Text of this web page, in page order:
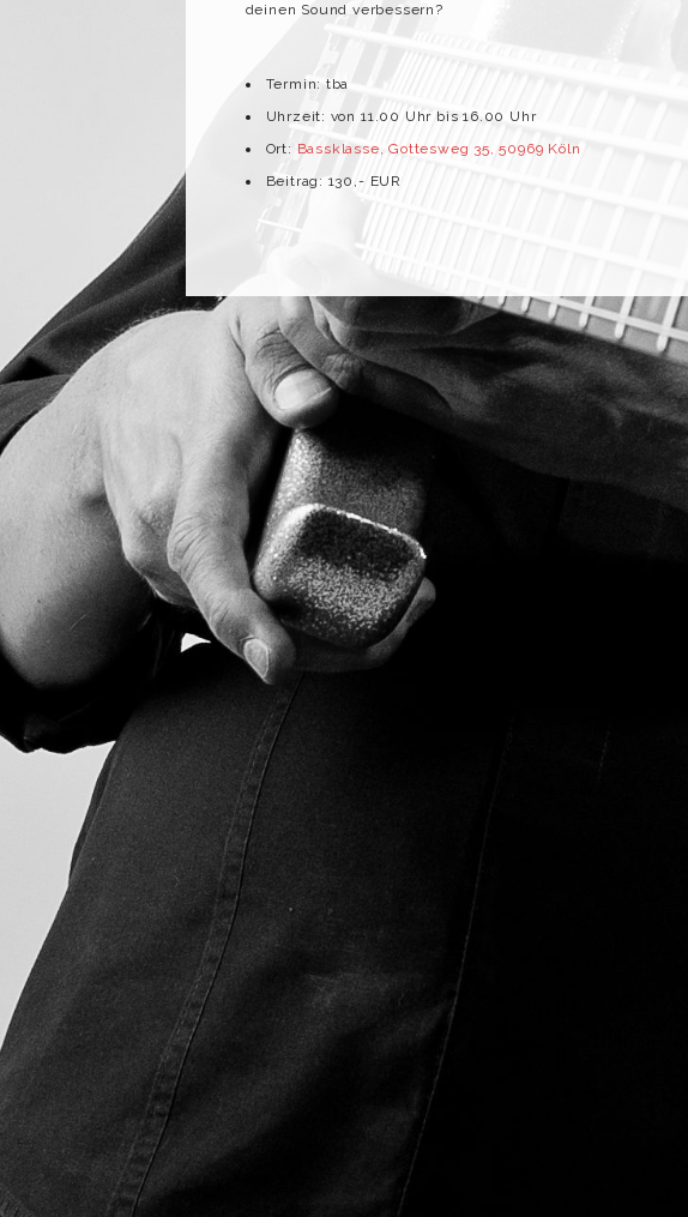
deinen Sound verbessern?
Termin: tba
Uhrzeit: von 11.00 Uhr bis 16.00 Uhr
Ort: Bassklasse, Gottesweg 35, 50969 Köln
Beitrag: 130,- EUR